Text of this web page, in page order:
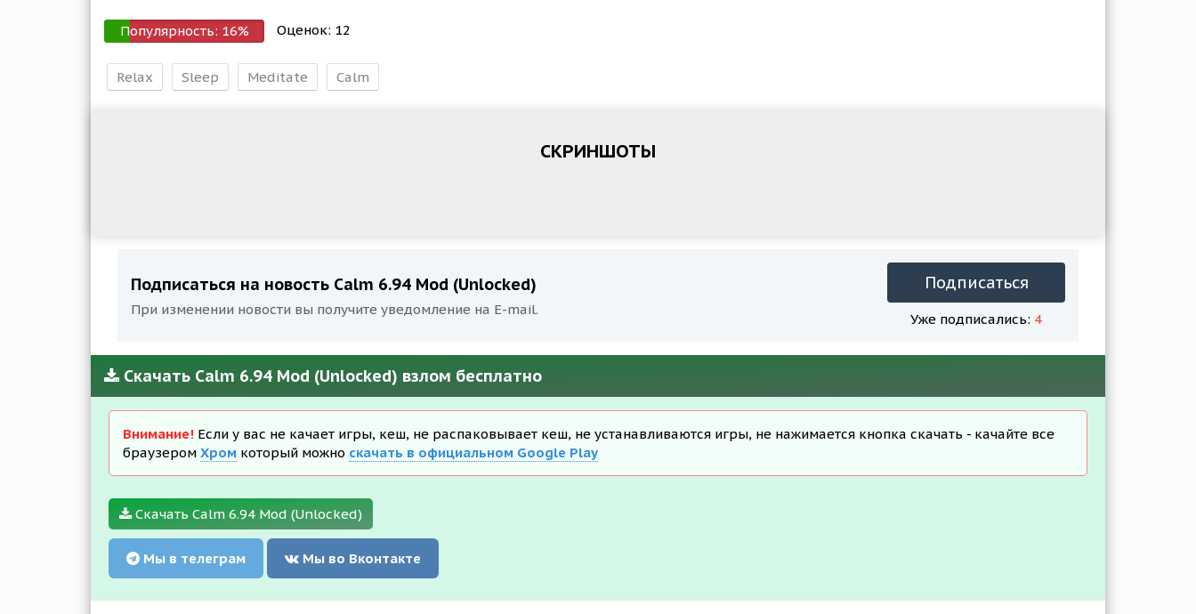
Популярность: 16% Оценок: 12
Relax Sleep Meditate Calm
СКРИНШОТЫ
Подписаться на новость Calm 6.94 Mod (Unlocked)
При изменении новости вы получите уведомление на E-mail.
Подписаться
Уже подписались: 4
Скачать Calm 6.94 Mod (Unlocked) взлом бесплатно
Внимание! Если у вас не качает игры, кеш, не распаковывает кеш, не устанавливаются игры, не нажимается кнопка скачать - качайте все
браузером Хром который можно скачать в официальном Google Play
Скачать Calm 6.94 Mod (Unlocked)
Мы в телеграм Мы во Вконтакте